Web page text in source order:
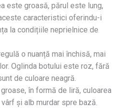
este groasă, părul este lung,
caracteristici oferindu-i
la condițiile neprielnice de
o nuanță mai închisă, mai
Oglinda botului este roz, fără
de culoare neagră.
în formă de liră, culoarea
și alb murdar spre bază.